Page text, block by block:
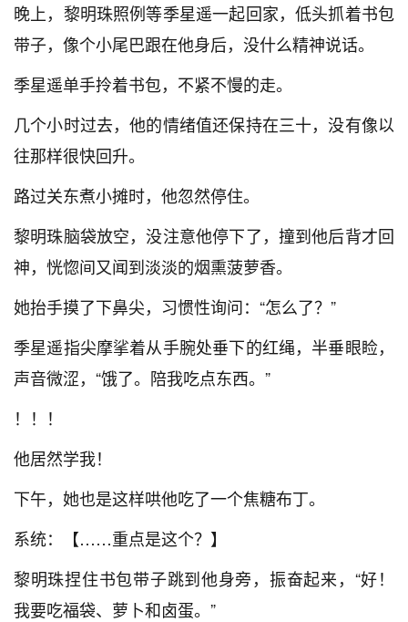
晚上，黎明珠照例等季星遥一起回家，低头抓着书包
带子，像个小尾巴跟在他身后，没什么精神说话。
季星遥单手拎着书包，不紧不慢的走。
几个小时过去，他的情绪值还保持在三十，没有像以
往那样很快回升。
路过关东煮小摊时，他忽然停住。
黎明珠脑袋放空，没注意他停下了，撞到他后背才回
神，恍惚间又闻到淡淡的烟熏菠萝香。
她抬手摸了下鼻尖，习惯性询问：“怎么了？”
季星遥指尖摩挲着从手腕处垂下的红绳，半垂眼睑，
声音微涩，“饿了。陪我吃点东西。”
！！！
他居然学我！
下午，她也是这样哄他吃了一个焦糖布丁。
系统：【……重点是这个？】
黎明珠捏住书包带子跳到他身旁，振奋起来，“好！
我要吃福袋、萝卜和卤蛋。”